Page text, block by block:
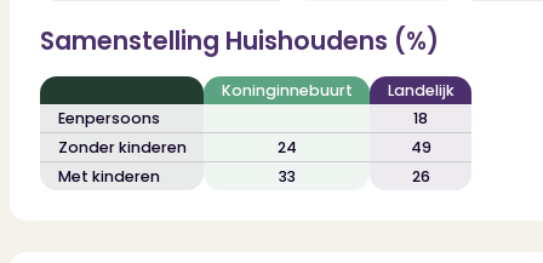
Samenstelling Huishoudens (%)
Koninginnebuurt
Landelijk
Eenpersoons
18
Zonder kinderen
24
49
Met kinderen
33 26